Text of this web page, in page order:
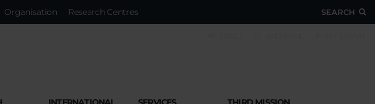
SEARCH
Organisation Research Centres